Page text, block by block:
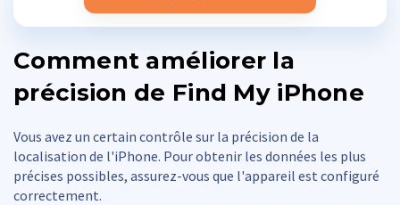
Comment améliorer la
précision de Find My iPhone
Vous avez un certain contrôle sur la précision de la
localisation de l'iPhone. Pour obtenir les données les plus
précises possibles, assurez-vous que l'appareil est configuré
correctement.